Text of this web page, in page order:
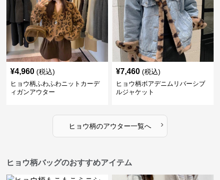
¥4,960 (税込)
ヒョウ柄ふわふわニットカーデ
ィガンアウター
¥7,460 (税込)
ヒョウ柄ボアデニムリバーシブ
ルジャケット
ヒョウ柄のアウター一覧へ ›
ヒョウ柄バッグのおすすめアイテム